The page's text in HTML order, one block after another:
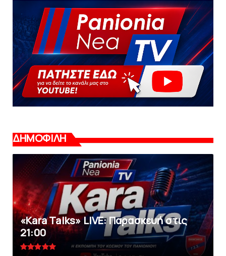
ΔΗΜΟΦΙΛΗ
«Kara Talks» LIVE: Παρασκευή στις
21:00